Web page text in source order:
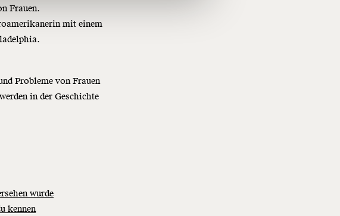
Anmelden
Frauen.
mit einem
Probleme von Frauen
in der Geschichte
wurde
kennen